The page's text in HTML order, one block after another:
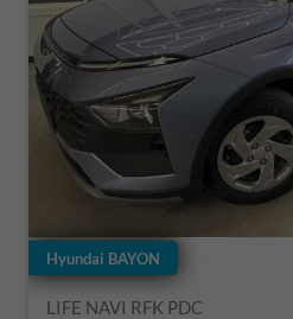
Hyundai BAYON
LIFE NAVI RFK PDC